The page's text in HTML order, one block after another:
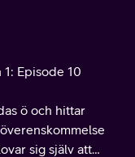
Episode 10
ö och hittar
sig själv att